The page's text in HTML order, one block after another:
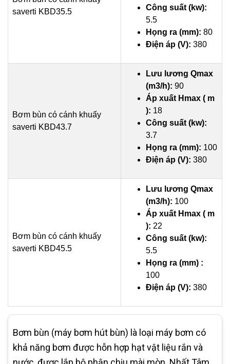
saverti KBD35.5
Công suất (kw):
5.5
Họng ra (mm): 80
Điện áp (V): 380
Bơm bùn có cánh khuấy
saverti KBD43.7
Lưu lương Qmax
(m3/h): 90
Áp xuất Hmax ( m
): 18
Công suất (kw):
3.7
Họng ra (mm): 100
Điện áp (V): 380
Bơm bùn có cánh khuấy
saverti KBD45.5
Lưu lương Qmax
(m3/h): 100
Áp xuất Hmax ( m
): 22
Công suất (kw):
5.5
Họng ra (mm) :
100
Điện áp (V): 380
Bơm bùn (máy bơm hút bùn) là loại máy bơm có
khả năng bơm được hỗn hợp hạt vật liệu rắn và